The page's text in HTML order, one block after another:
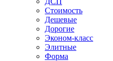
Стоимость
Дешевые
Дорогие
Эконом-класс
Элитные
Форма